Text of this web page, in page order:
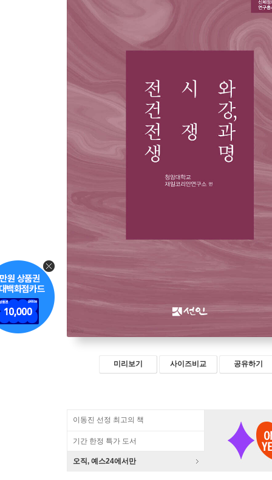
미리보기 사이즈비교 공유하기
이동진 선정 최고의 책
기간 한정 특가 도서
오직, 예스24에서만